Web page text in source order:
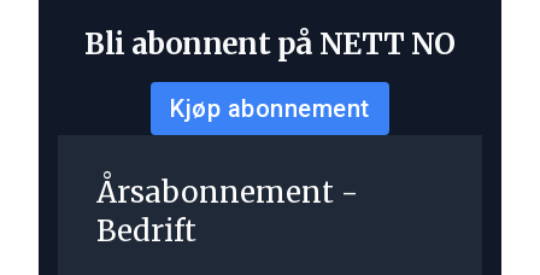
Bli abonnent på NETT NO
Kjøp abonnement
Årsabonnement -
Bedrift